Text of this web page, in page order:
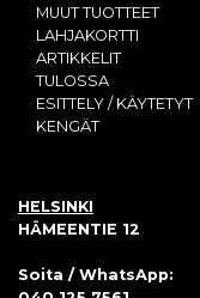
MUUT TUOTTEET
LAHJAKORTTI
ARTIKKELIT
TULOSSA
ESITTELY / KÄYTETYT
KENGÄT
HELSINKI
HÄMEENTIE 12
Soita / WhatsApp: